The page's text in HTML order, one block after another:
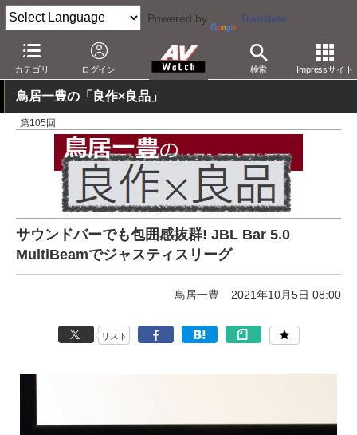
Powered by Translate
カテゴリ ログイン 検索 Impressサイト
AV Watch 製品 サウンドバー その他
鳥居一豊の「良作×良品」
第105回
サウンドバーでも包囲感抜群! JBL Bar 5.0
MultiBeamでジャスティスリーグ
鳥居一豊 2021年10月5日 08:00
リスト